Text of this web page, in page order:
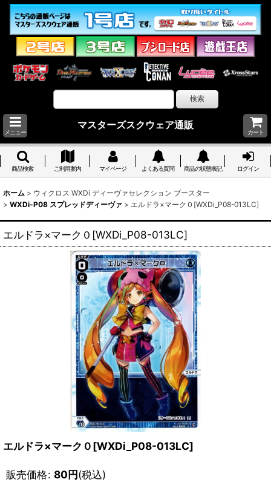
メニュー
マスターズスクウェア通販
カート
商品検索 ご利用案内 マイページ よくある質問 商品の状態表記 ログイン
ホーム > ウィクロス WXDi ディーヴァセレクション ブースター
> WXDi-P08 スプレッドディーヴァ > エルドラ×マーク０[WXDi_P08-013LC]
エルドラ×マーク０[WXDi_P08-013LC]
エルドラ×マーク０[WXDi_P08-013LC]
販売価格: 80円(税込)